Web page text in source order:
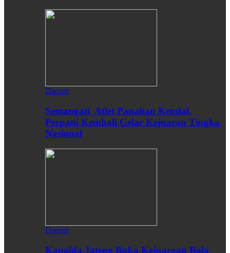
Daerah
Semangati Atlet Panahan Kendal,
Perpani Kembali Gelar Kejuaran Tingka
Nasional
Daerah
Kapolda Jateng Buka Kejuaraan Bola